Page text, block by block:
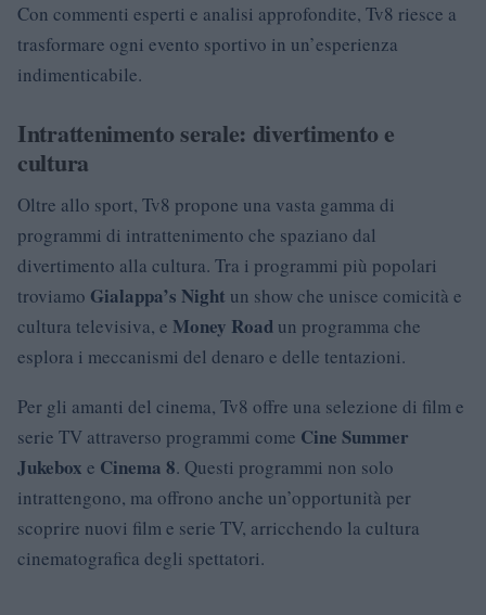
Con commenti esperti e analisi approfondite, Tv8 riesce a
trasformare ogni evento sportivo in un’esperienza
indimenticabile.
Intrattenimento serale: divertimento e
cultura
Oltre allo sport, Tv8 propone una vasta gamma di
programmi di intrattenimento che spaziano dal
divertimento alla cultura. Tra i programmi più popolari
troviamo Gialappa’s Night un show che unisce comicità e
cultura televisiva, e Money Road un programma che
esplora i meccanismi del denaro e delle tentazioni.
Per gli amanti del cinema, Tv8 offre una selezione di film e
serie TV attraverso programmi come Cine Summer
Jukebox e Cinema 8. Questi programmi non solo
intrattengono, ma offrono anche un’opportunità per
scoprire nuovi film e serie TV, arricchendo la cultura
cinematografica degli spettatori.